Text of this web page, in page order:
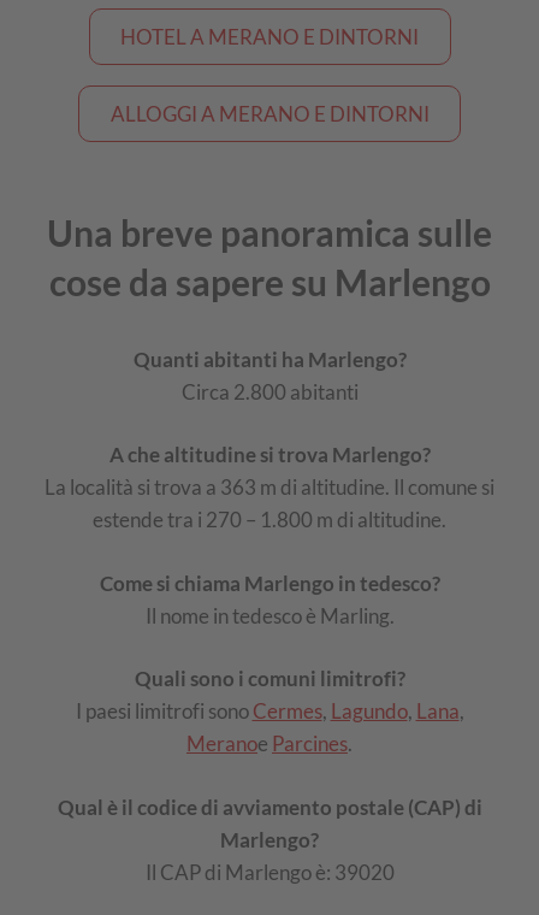
HOTEL A MERANO E DINTORNI
ALLOGGI A MERANO E DINTORNI
Una breve panoramica sulle
cose da sapere su Marlengo
Quanti abitanti ha Marlengo?
Circa 2.800 abitanti
A che altitudine si trova Marlengo?
La località si trova a 363 m di altitudine. Il comune si
estende tra i 270 – 1.800 m di altitudine.
Come si chiama Marlengo in tedesco?
Il nome in tedesco è Marling.
Quali sono i comuni limitrofi?
I paesi limitrofi sonoCermes, Lagundo, Lana,
Meranoe Parcines.
Qual è il codice di avviamento postale (CAP) di
Marlengo?
Il CAP di Marlengo è: 39020